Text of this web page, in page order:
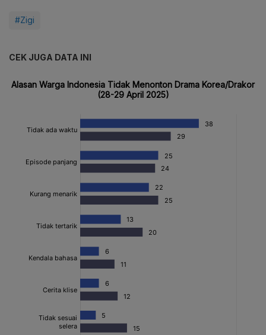
#Zigi
CEK JUGA DATA INI